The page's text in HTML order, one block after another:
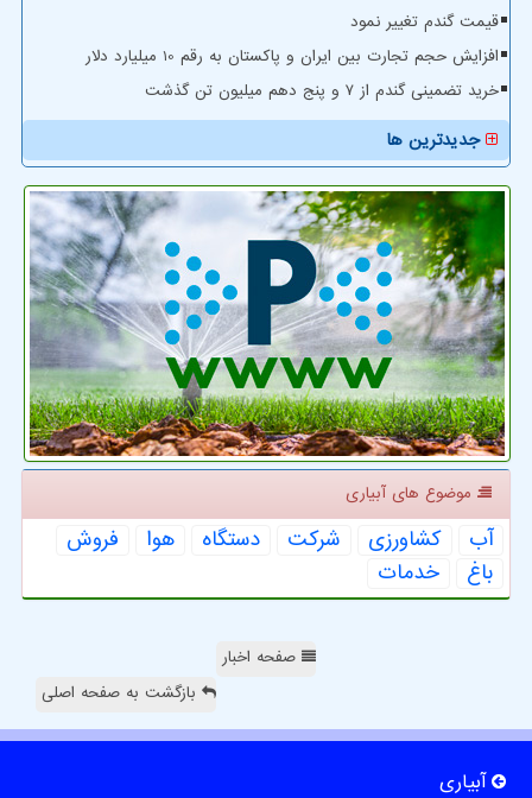
قیمت گندم تغییر نمود
افزایش حجم تجارت بین ایران و پاکستان به رقم 10 میلیارد دلار
خرید تضمینی گندم از ۷ و پنج دهم میلیون تن گذشت
جدیدترین ها
موضوع های آبیاری
آب كشاورزی شركت دستگاه هوا
فروش
باغ
خدمات
صفحه اخبار
بازگشت به صفحه اصلی
آبیاری